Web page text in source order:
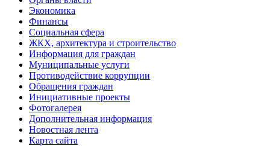
Экономика
Финансы
Социальная сфера
ЖКХ, архитектура и строительство
Информация для граждан
Муниципальные услуги
Противодействие коррупции
Обращения граждан
Инициативные проекты
Фотогалерея
Дополнительная информация
Новостная лента
Карта сайта